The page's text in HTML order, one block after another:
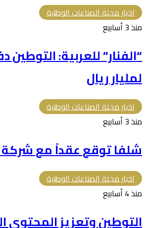
اخبار مجلة الصناعات الوطنية
منذ 3 أسابيع
“الفنار” للعربية:
لمليار ريال
اخبار مجلة الصناعات الوطنية
منذ 3 أسابيع
شلفا توقع عقداً مع شركة تطوير
اخبار مجلة الصناعات الوطنية
منذ 4 أسابيع
التوطين وتعزيز المحتوى